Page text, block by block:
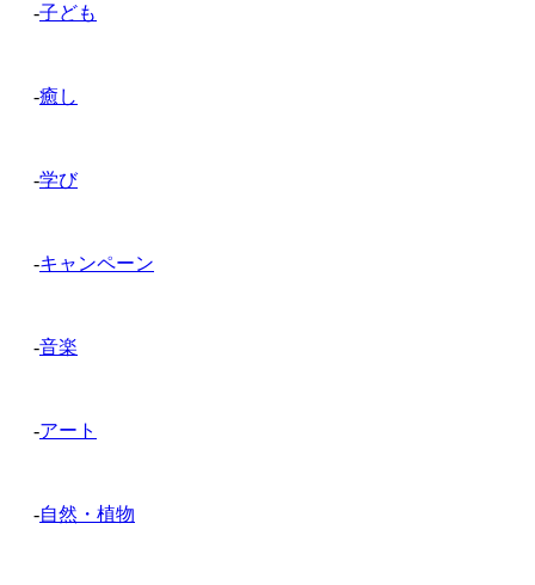
-子ども
-癒し
-学び
-キャンペーン
-音楽
-アート
-自然・植物